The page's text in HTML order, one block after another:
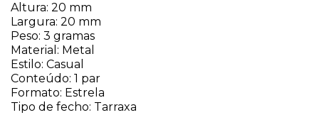
Altura: 20 mm
Largura: 20 mm
Peso: 3 gramas
Material: Metal
Estilo: Casual
Conteúdo: 1 par
Formato: Estrela
Tipo de fecho: Tarraxa